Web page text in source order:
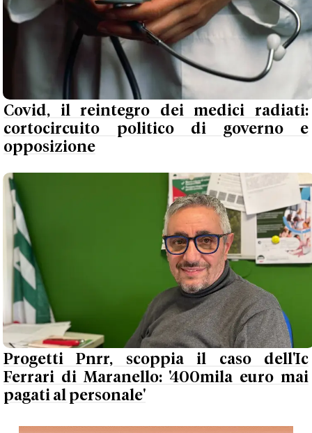
Covid, il reintegro dei medici radiati:
cortocircuito politico di governo e
opposizione
Progetti Pnrr, scoppia il caso dell'Ic
Ferrari di Maranello: '400mila euro mai
pagati al personale'